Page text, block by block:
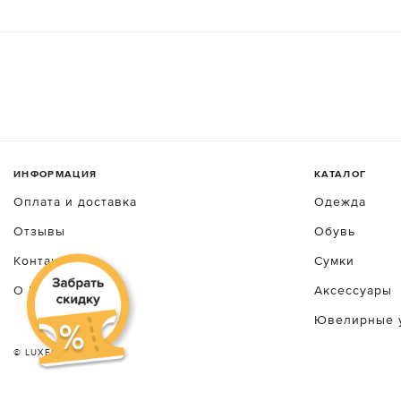
ИНФОРМАЦИЯ
Оплата и доставка
Отзывы
Контакты
О luxecrime
КАТАЛОГ
Одежда
Обувь
Сумки
Аксессуары
Ювелирные
© LUXEСRIME 2026